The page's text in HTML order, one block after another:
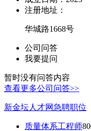
注册地址：
华城路1668号
公司问答
我要提问
暂时没有问答内容
查看更多公司问答>>
新金坛人才网急聘职位
质量体系工程师